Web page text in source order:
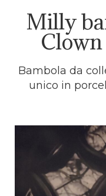
Milly
Bambola da
unico in